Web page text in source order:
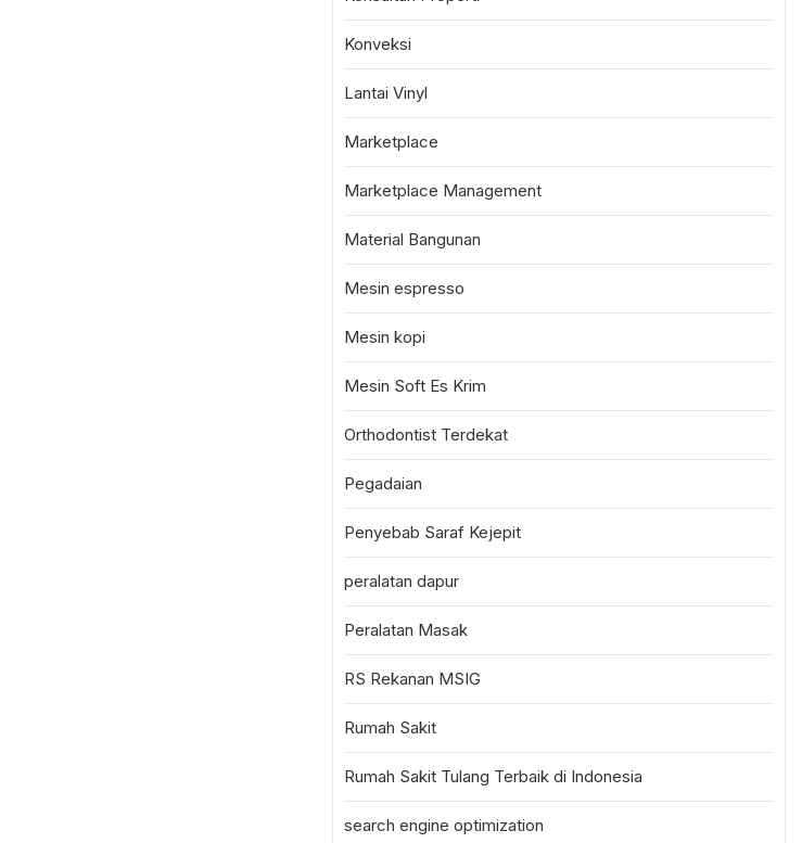
Konveksi
Lantai Vinyl
Marketplace
Marketplace Management
Material Bangunan
Mesin espresso
Mesin kopi
Mesin Soft Es Krim
Orthodontist Terdekat
Pegadaian
Penyebab Saraf Kejepit
peralatan dapur
Peralatan Masak
RS Rekanan MSIG
Rumah Sakit
Rumah Sakit Tulang Terbaik di Indonesia
search engine optimization